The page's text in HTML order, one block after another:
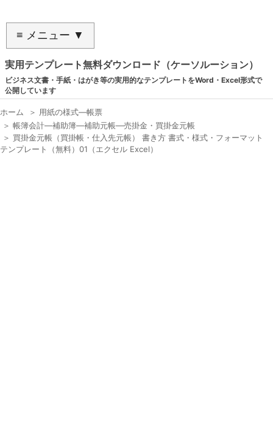
≡ メニュー ▼
実用テンプレート無料ダウンロード（ケーソルーション）
ビジネス文書・手紙・はがき等の実用的なテンプレートをWord・Excel形式で
公開しています
ホーム ＞ 用紙の様式―帳票
＞ 帳簿会計―補助簿―補助元帳―売掛金・買掛金元帳
＞ 買掛金元帳（買掛帳・仕入先元帳） 書き方 書式・様式・フォーマット
テンプレート（無料）01（エクセル Excel）